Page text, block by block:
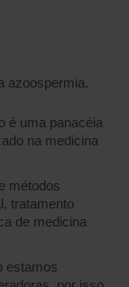
azoospermia.
é uma panacéia
na medicina
métodos
tratamento
de medicina
estamos